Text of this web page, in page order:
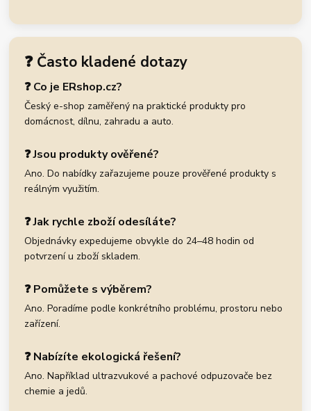
❓ Často kladené dotazy
❓ Co je ERshop.cz?
Český e-shop zaměřený na praktické produkty pro
domácnost, dílnu, zahradu a auto.
❓ Jsou produkty ověřené?
Ano. Do nabídky zařazujeme pouze prověřené produkty s
reálným využitím.
❓ Jak rychle zboží odesíláte?
Objednávky expedujeme obvykle do 24–48 hodin od
potvrzení u zboží skladem.
❓ Pomůžete s výběrem?
Ano. Poradíme podle konkrétního problému, prostoru nebo
zařízení.
❓ Nabízíte ekologická řešení?
Ano. Například ultrazvukové a pachové odpuzovače bez
chemie a jedů.